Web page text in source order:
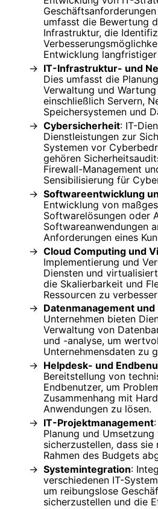
umfasst die Bewertung
Infrastruktur, die
Entwicklung langfristiger
IT-Infrastruktur- und
Dies umfasst die
Verwaltung und
einschließlich Servern,
Speichersystemen und
Cybersicherheit: IT-
Dienstleistungen zur
Systemen vor
gehören
Firewall-Management
Sensibilisierung für
Softwareentwicklung
Entwicklung von
Softwarelösungen oder
Softwareanwendungen
Anforderungen eines
Cloud Computing und
Implementierung und
Diensten und
die Skalierbarkeit und
Ressourcen zu
Datenmanagement und
Unternehmen bieten
Verwaltung von
und -analyse, um
Unternehmensdaten zu
Helpdesk- und
Bereitstellung von
Endbenutzer, um
Zusammenhang mit
Anwendungen zu lösen.
IT-Projektmanagement
Planung und
sicherzustellen, dass
Rahmen des Budgets
Systemintegration:
verschiedenen IT-
um reibungslose
sicherzustellen und die